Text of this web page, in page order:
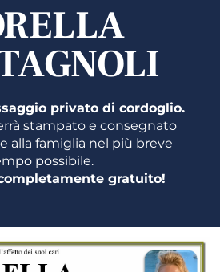
privato di cordoglio.
stampato e consegnato
alla famiglia nel più breve
possibile.
gratuito!